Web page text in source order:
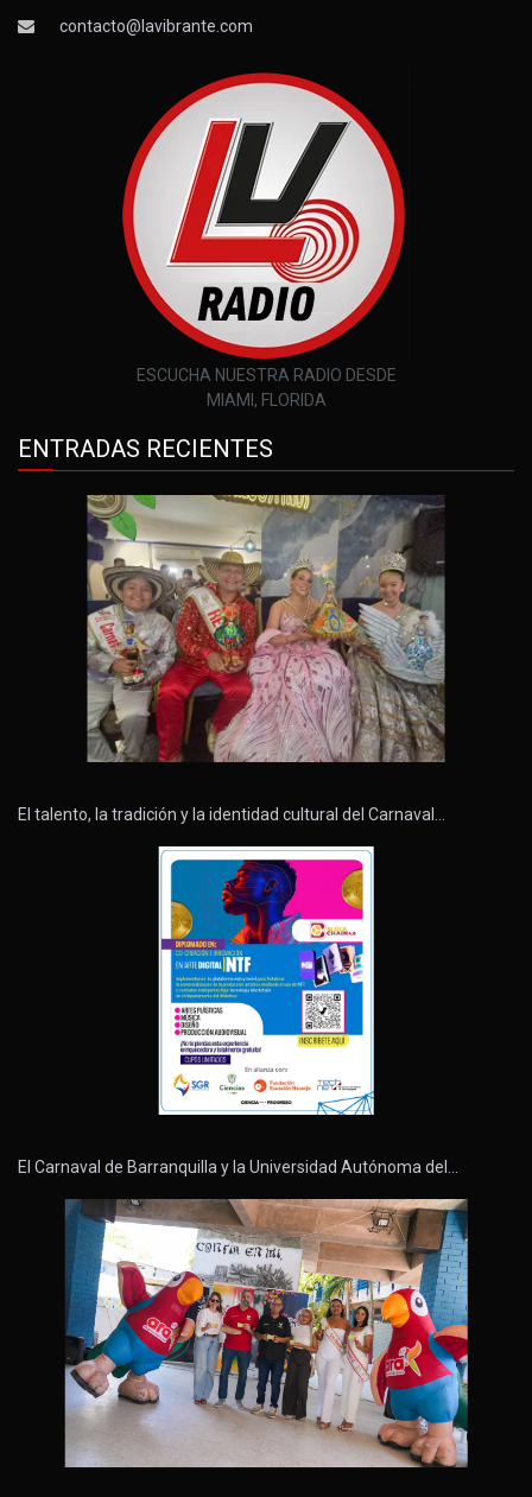
contacto@lavibrante.com
ESCUCHA NUESTRA RADIO DESDE
MIAMI, FLORIDA
ENTRADAS RECIENTES
El talento, la tradición y la identidad cultural del Carnaval…
El Carnaval de Barranquilla y la Universidad Autónoma del…